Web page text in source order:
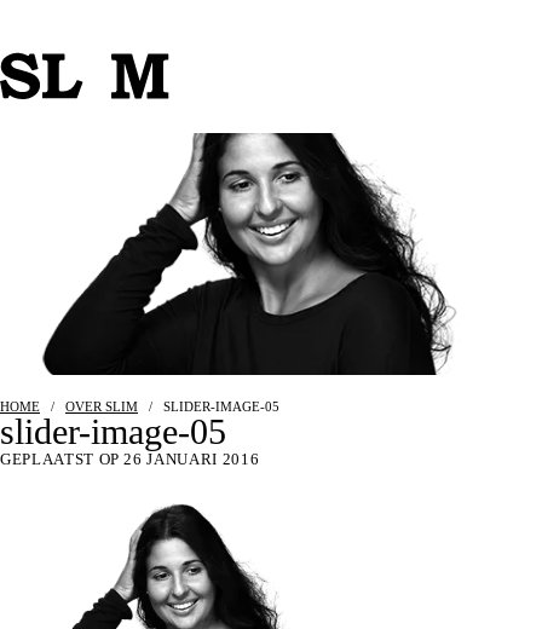
HOME / OVER SLIM / SLIDER-IMAGE-05
slider-image-05
GEPLAATST OP 26 JANUARI 2016